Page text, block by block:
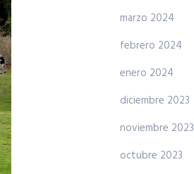
marzo 2024
febrero 2024
enero 2024
diciembre 2023
noviembre 2023
octubre 2023